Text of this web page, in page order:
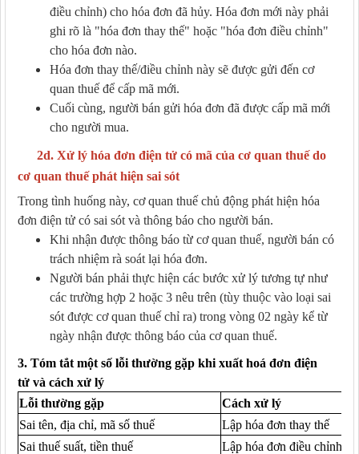
điều chỉnh) cho hóa đơn đã hủy. Hóa đơn mới này phải
ghi rõ là "hóa đơn thay thế" hoặc "hóa đơn điều chỉnh"
cho hóa đơn nào.
Hóa đơn thay thế/điều chỉnh này sẽ được gửi đến cơ
quan thuế để cấp mã mới.
Cuối cùng, người bán gửi hóa đơn đã được cấp mã mới
cho người mua.
2d. Xử lý hóa đơn điện tử có mã của cơ quan thuế do
cơ quan thuế phát hiện sai sót
Trong tình huống này, cơ quan thuế chủ động phát hiện hóa
đơn điện tử có sai sót và thông báo cho người bán.
Khi nhận được thông báo từ cơ quan thuế, người bán có
trách nhiệm rà soát lại hóa đơn.
Người bán phải thực hiện các bước xử lý tương tự như
các trường hợp 2 hoặc 3 nêu trên (tùy thuộc vào loại sai
sót được cơ quan thuế chỉ ra) trong vòng 02 ngày kể từ
ngày nhận được thông báo của cơ quan thuế.
3. Tóm tắt một số lỗi thường gặp khi xuất hoá đơn điện
tử và cách xử lý
Lỗi thường gặp Cách xử lý
Sai tên, địa chỉ, mã số thuế
Lập hóa đơn thay thế
Sai thuế suất, tiền thuế
Lập hóa đơn điều chỉnh